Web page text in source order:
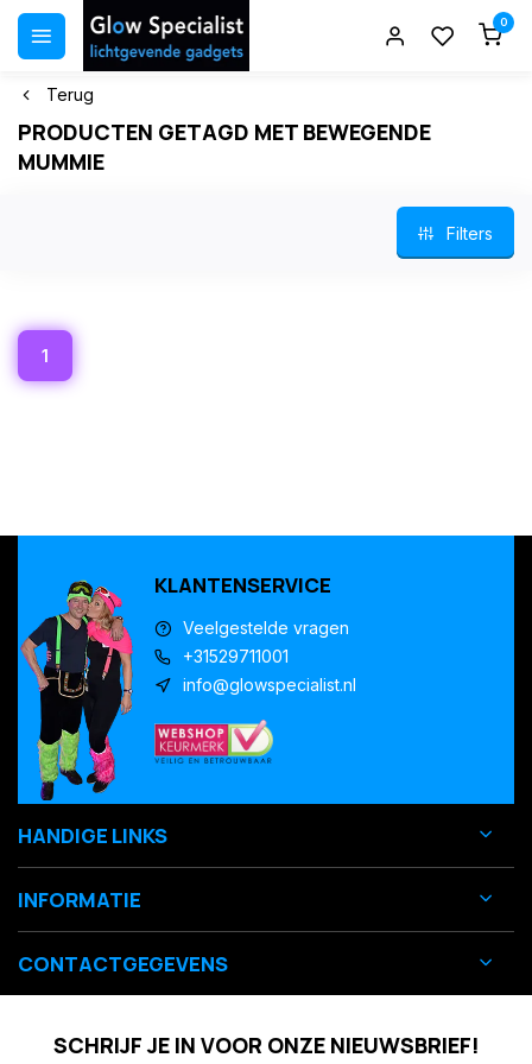
0
Terug
PRODUCTEN GETAGD MET BEWEGENDE
MUMMIE
Filters
1
KLANTENSERVICE
Veelgestelde vragen
+31529711001
info@glowspecialist.nl
HANDIGE LINKS
INFORMATIE
CONTACTGEGEVENS
SCHRIJF JE IN VOOR ONZE NIEUWSBRIEF!